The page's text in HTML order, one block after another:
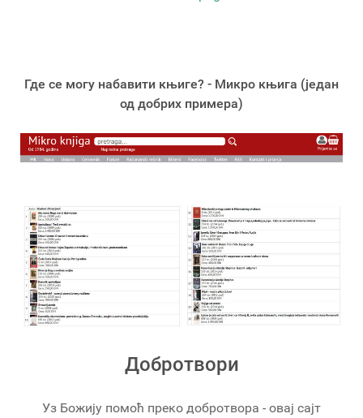
Где се могу набавити књиге? - Микро књига (један
од добрих примера)
Добротвори
Уз Божију помоћ преко добротвора - овај сајт